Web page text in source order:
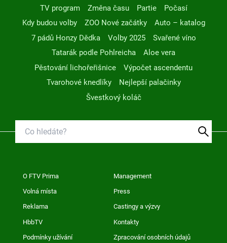
TV program
Změna času Partie
Počasí
Kdy budou volby
ZOO Nové začátky
Auto – katalog
7 pádů Honzy Dědka
Volby 2025
Svařené víno
Tatarák podle Pohlreicha
Aloe vera
Pěstování lichořeřišnice
Výpočet ascendentu
Tvarohové knedlíky
Nejlepší palačinky
Švestkový koláč
O FTV Prima Management
Volná místa Press
Reklama Castingy a výzvy
HbbTV Kontakty
Podmínky užívání Zpracování osobních údajů